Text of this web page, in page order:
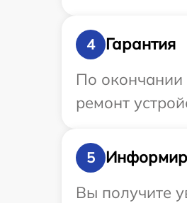
4
Гарантия
По
ремонт
5
Вы получите